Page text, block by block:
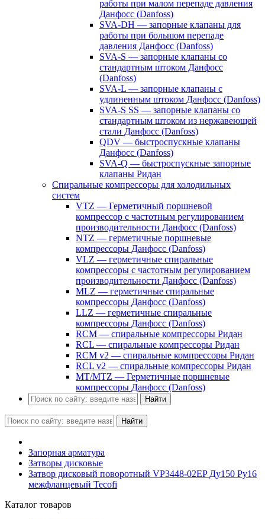
работы при малом перепаде давления
Данфосс (Danfoss)
SVA-DH — запорные клапаны для
работы при большом перепаде
давления Данфосс (Danfoss)
SVA-S — запорные клапаны со
стандартным штоком Данфосс
(Danfoss)
SVA-L — запорные клапаны с
удлиненным штоком Данфосс (Danfoss)
SVA-S SS — запорные клапаны со
стандартным штоком из нержавеющей
стали Данфосс (Danfoss)
QDV — быстроспускные клапаны
Данфосс (Danfoss)
SVA-Q — быстроспускные запорные
клапаны Ридан
Спиральные компрессоры для холодильных
систем
VTZ — Герметичный поршневой
компрессор с частотным регулированием
производительности Данфосс (Danfoss)
NTZ — герметичные поршневые
компрессоры Данфосс (Danfoss)
VLZ — герметичные спиральные
компрессоры с частотным регулированием
производительности Данфосс (Danfoss)
MLZ — герметичные спиральные
компрессоры Данфосс (Danfoss)
LLZ — герметичные спиральные
компрессоры Данфосс (Danfoss)
RCM — спиральные компрессоры Ридан
RCL — спиральные компрессоры Ридан
RCM v2 — спиральные компрессоры Ридан
RCL v2 — спиральные компрессоры Ридан
MT/MTZ — Герметичные поршневые
компрессоры Данфосс (Danfoss)
Найти
Найти
Запорная арматура
Затворы дисковые
Затвор дисковый поворотный VP3448-02EP Ду150 Ру16
межфланцевый Tecofi
Каталог товаров